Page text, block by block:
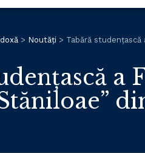
> Noutăți > Tabără
a